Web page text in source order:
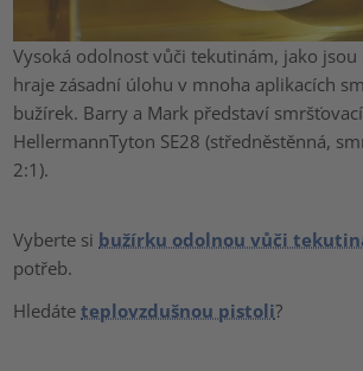
Vysoká odolnost vůči tekutinám, jako jsou
hraje zásadní úlohu v mnoha aplikacích
bužírek. Barry a Mark představí
HellermannTyton SE28 (středněstěnná,
2:1).
Vyberte si bužírku odolnou vůči
potřeb.
Hledáteteplovzdušnou pistoli?